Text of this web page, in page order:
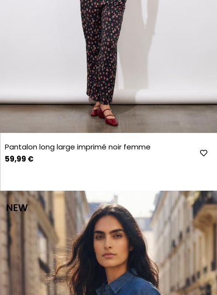
Pantalon long large imprimé noir femme
59,99 €